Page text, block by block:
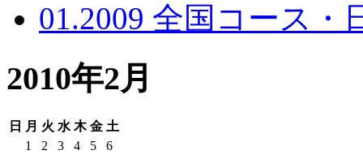
01.2009 全国コース・
2010年2月
日 月 火 水 木 金 土
1
2 3 4 5
6